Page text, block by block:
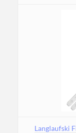
Langlaufski